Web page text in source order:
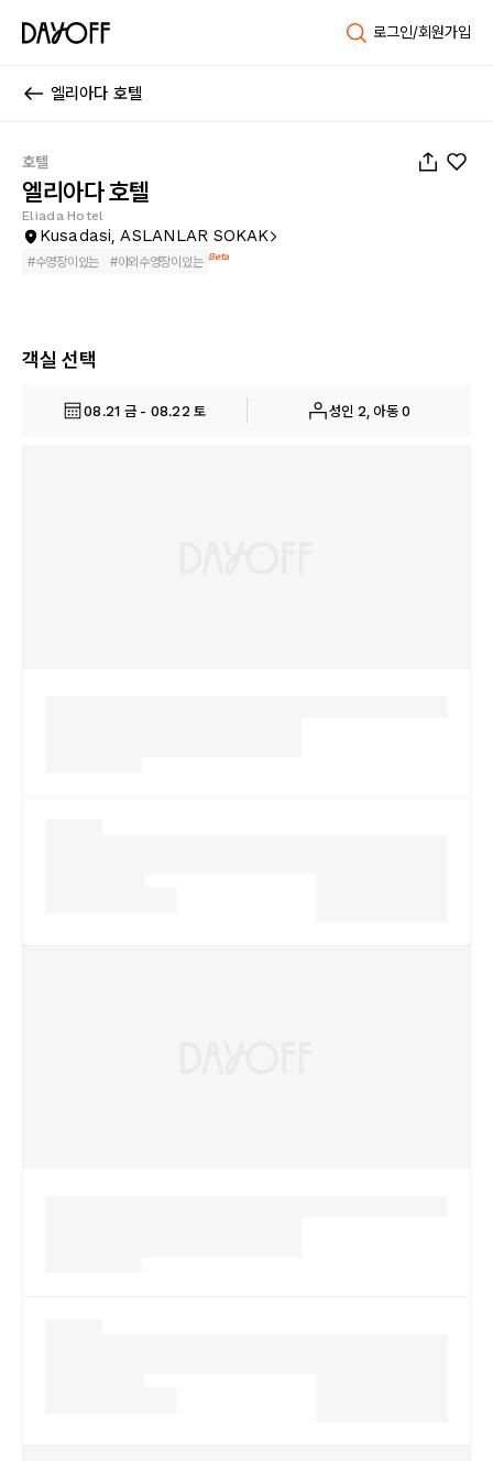
로그인/회원가입
엘리아다 호텔
호텔
엘리아다 호텔
Eliada Hotel
Kusadasi, ASLANLAR SOKAK
#수영장이있는 #야외수영장이있는 Beta
객실 선택
08.21 금 - 08.22 토 성인 2, 아동 0